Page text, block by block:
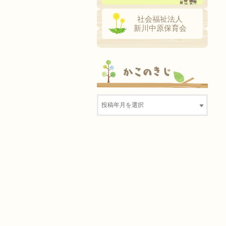
社会福祉法人
新川中原保育会
かこのきじ